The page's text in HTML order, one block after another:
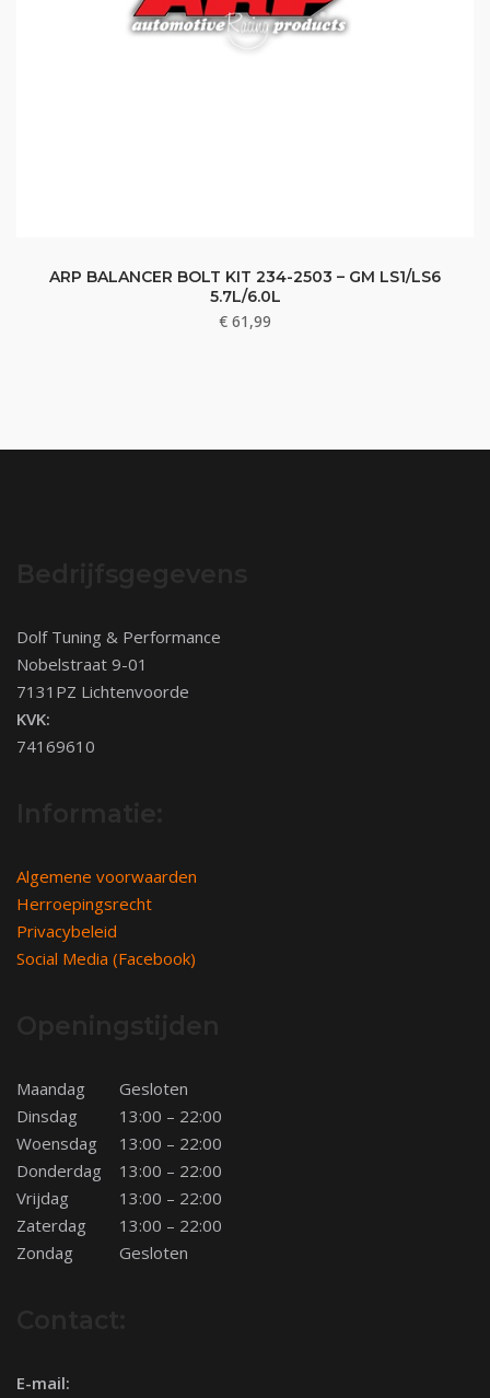
ARP BALANCER BOLT KIT 234-2503 – GM LS1/LS6
5.7L/6.0L
€ 61,99
Dolf Tuning & Performance
Nobelstraat 9-01
7131PZ Lichtenvoorde
KVK:
74169610
Algemene voorwaarden
Herroepingsrecht
Privacybeleid
Social Media (Facebook)
Maandag
Gesloten
Dinsdag
13:00 – 22:00
Woensdag
13:00 – 22:00
Donderdag
13:00 – 22:00
Vrijdag
13:00 – 22:00
Zaterdag
13:00 – 22:00
Zondag
Gesloten
E-mail: